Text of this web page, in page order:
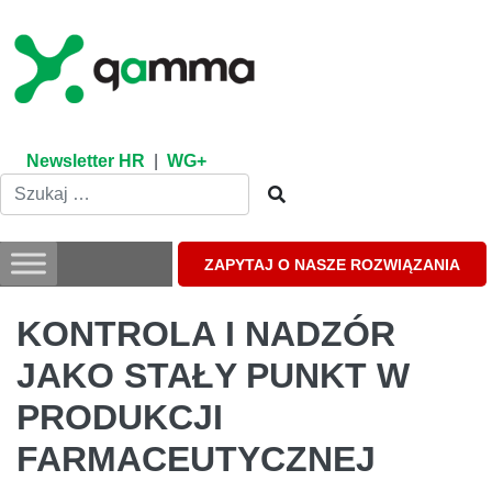
content
Newsletter HR WG+
ZAPYTAJ O NASZE ROZWIĄZANIA
KONTROLA I NADZÓR
JAKO STAŁY PUNKT W
PRODUKCJI
FARMACEUTYCZNEJ